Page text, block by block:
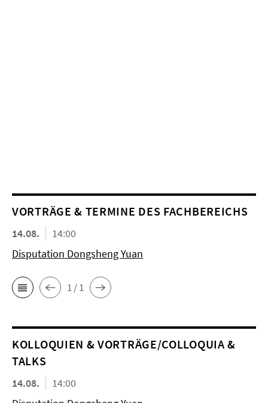
VORTRÄGE & TERMINE DES FACHBEREICHS
14.08.
14:00
Disputation Dongsheng Yuan
1 / 1
KOL­LO­QUIEN & VORTRÄGE/COLLOQUIA &
TALKS
14.08.
14:00